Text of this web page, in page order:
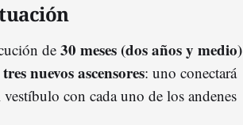
de 30 meses (dos años y medio)
tres nuevos ascensores: uno conectará
con cada uno de los andenes